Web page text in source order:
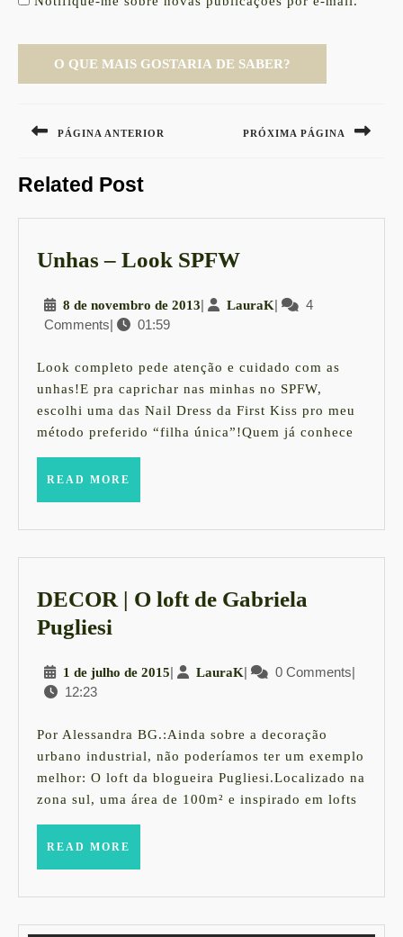
de
PÁGINA ANTERIOR
post:
PRÓXIMA PÁGINA
Related Post
Unhas – Look SPFWUnhas
Look
8 de novembro de 20138
de
2013
| LauraKLauraK
|
4
Comments| 01:59
Look completo pede atenção e cuidado com as
unhas!E pra caprichar nas minhas no SPFW,
escolhi uma das Nail Dress da First Kiss pro meu
método preferido “filha única”!Quem já conhece
READ MORE
DECOR | O loft de Gabriela
Pugliesi
O
de
Gabriela
Pugliesi
1 de julho de 20151
de
2015
| LauraKLauraK
| 0 Comments|
12:23
Por Alessandra BG.:Ainda sobre a decoração
urbano industrial, não poderíamos ter um exemplo
melhor: O loft da blogueira Pugliesi.Localizado na
zona sul, uma área de 100m² e inspirado em lofts
READ MORE